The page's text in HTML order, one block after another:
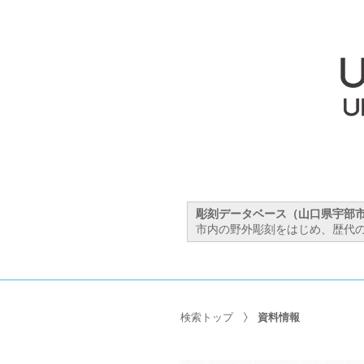
彫刻データベース（山口県宇部
市内の野外彫刻をはじめ、歴代
検索トップ 資料情報